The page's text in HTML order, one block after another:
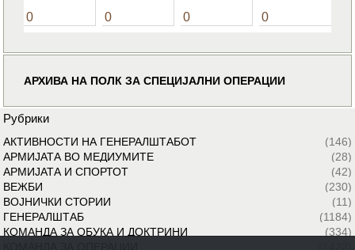
0 0 0 0
АРХИВА НА ПОЛК ЗА СПЕЦИЈАЛНИ ОПЕРАЦИИ
Рубрики
АКТИВНОСТИ НА ГЕНЕРАЛШТАБОТ
(146)
АРМИЈАТА ВО МЕДИУМИТЕ
(28)
АРМИЈАТА И СПОРТОТ
(42)
ВЕЖБИ
(230)
ВОЈНИЧКИ СТОРИИ
(11)
ГЕНЕРАЛШТАБ
(1184)
КОМАНДА ЗА ОБУКА И ДОКТРИНИ
(334)